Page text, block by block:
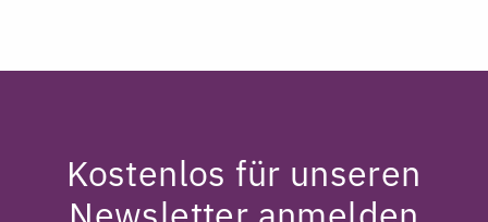
Kostenlos für unseren